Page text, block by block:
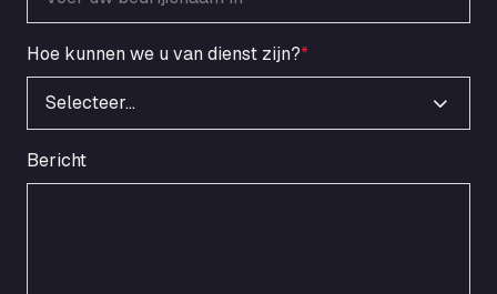
Hoe kunnen we u van dienst zijn?*
Selecteer…
Bericht